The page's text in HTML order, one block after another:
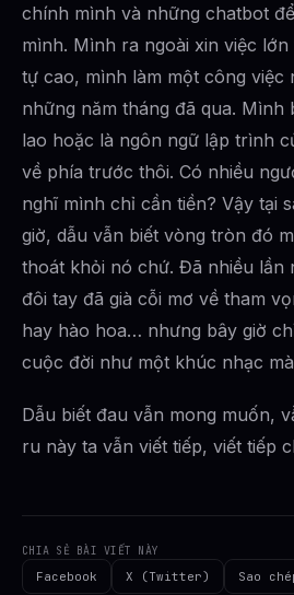
chính mình và những chatbot
mình. Mình ra ngoài xin việc
tự cao, mình làm một công việc
những năm tháng đã qua. Mình
lao hoặc là ngôn ngữ lập trình
về phía trước thôi. Có nhiều
nghĩ mình chỉ cần tiền? Vậy tại
giờ, dẫu vẫn biết vòng tròn đó
thoát khỏi nó chứ. Đã nhiều lần
đôi tay đã già cỗi mơ về tham
hay hào hoa… nhưng bây giờ
cuộc đời như một khúc nhạc
Dẫu biết đau vẫn mong muốn,
ru này ta vẫn viết tiếp, viết tiếp
CHIA SẺ BÀI VIẾT NÀY
Facebook X (Twitter) Sao